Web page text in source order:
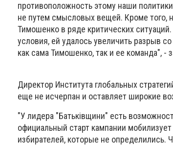
противоположность этому наши
не путем смысловых вещей. Кроме того,
Тимошенко в ряде критических
условия, ей удалось увеличить разрыв
как сама Тимошенко, так и ее команда", -
Директор Института глобальных
еще не исчерпан и оставляет широкие
"У лидера "Батьківщини" есть
официальный старт кампании
избирателей, которые не определились.